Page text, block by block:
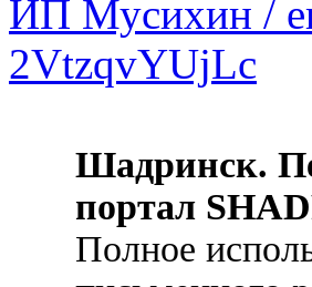
Шадринск.
портал
Полное